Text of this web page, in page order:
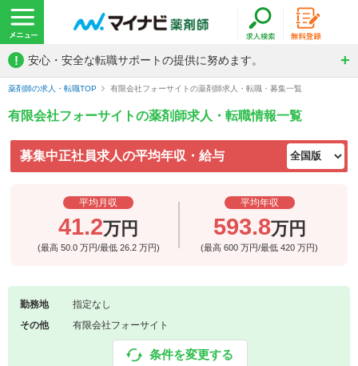
! 安心・安全な転職サポートの提供に努めます。
薬剤師の求人・転職TOP 有限会社フォーサイトの薬剤師求人・転職・募集一覧
有限会社フォーサイトの薬剤師求人・転職情報一覧
募集中正社員求人の平均年収・給与
平均月収
41.2万円
(最高 50.0 万円/最低 26.2 万円)
平均年収
593.8万円
(最高600万円/最低420万円)
勤務地
指定なし
その他
有限会社フォーサイト
条件を変更する